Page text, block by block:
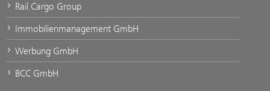
Rail Cargo Group
Immobilienmanagement GmbH
Werbung GmbH
BCC GmbH